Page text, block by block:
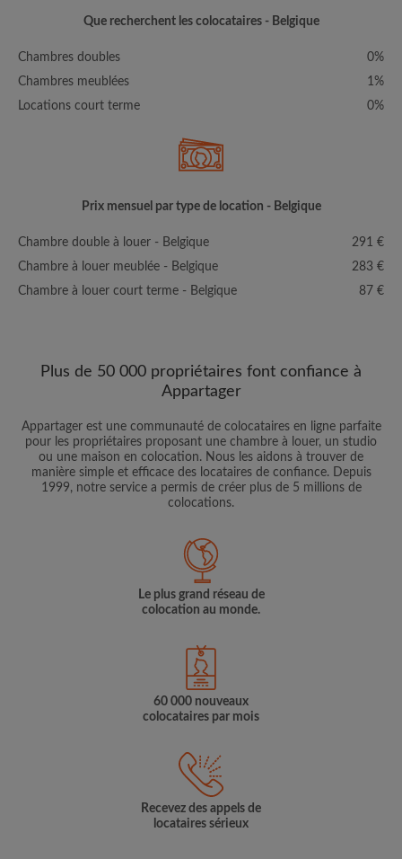
Que recherchent les colocataires - Belgique
Chambres doubles
0%
Chambres meublées
1%
Locations court terme
0%
Prix mensuel par type de location - Belgique
Chambre double à louer - Belgique
291 €
Chambre à louer meublée - Belgique
283 €
Chambre à louer court terme - Belgique
87 €
Plus de 50 000 propriétaires font confiance à
Appartager
Appartager est une communauté de colocataires en ligne parfaite
pour les propriétaires proposant une chambre à louer, un studio
ou une maison en colocation. Nous les aidons à trouver de
manière simple et efficace des locataires de confiance. Depuis
1999, notre service a permis de créer plus de 5 millions de
colocations.
Le plus grand réseau de
colocation au monde.
60 000 nouveaux
colocataires par mois
Recevez des appels de
locataires sérieux